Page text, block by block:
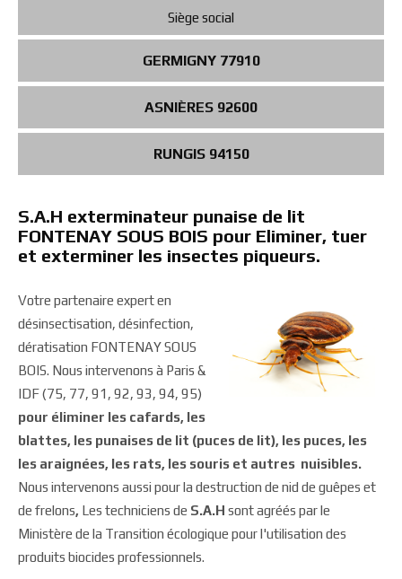
Siège social
GERMIGNY 77910
ASNIÈRES 92600
RUNGIS 94150
S.A.H exterminateur punaise de lit
FONTENAY SOUS BOIS pour Eliminer, tuer
et exterminer les insectes piqueurs.
Votre partenaire expert en
désinsectisation, désinfection,
dératisation FONTENAY SOUS
BOIS. Nous intervenons à Paris &
IDF (75, 77, 91, 92, 93, 94, 95)
pour éliminer les cafards, les
blattes, les punaises de lit (puces de lit), les puces, les
les araignées, les rats, les souris et autres nuisibles.
Nous intervenons aussi pour la destruction de nid de guêpes et
de frelons, Les techniciens de S.A.H sont agréés par le
Ministère de la Transition écologique pour l'utilisation des
produits biocides professionnels.